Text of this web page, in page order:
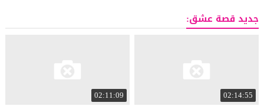
جديد قصة عشق:
02:14:55
02:11:09